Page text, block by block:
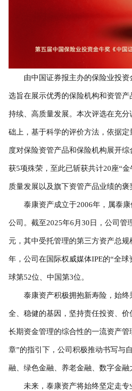
由中国证券报主办的保险业投资
选旨在展示优秀的保险机构和资管
持续、高质量发展。本次评选在充
础上，基于科学的评价方法，依据
度对保险资管产品和保险机构展开
获5项殊荣，至此已斩获共计20座“
质量发展以及旗下资管产品业绩的褒
泰康资产成立于2006年，属泰康
公司。截至2025年6月30日，公司管
元，其中受托管理的第三方资产总规
年，公司在国际权威媒体IPE的“全球
球第52位、中国第3位。
泰康资产积极拥抱新寿险，始终
全、稳健的基因，坚持责任投资、
长期资金管理的综合性的一流资产
章”的指引下，公司积极推动书写与
融、绿色金融、养老金融、数字金融
未来，泰康资产将始终坚定走专